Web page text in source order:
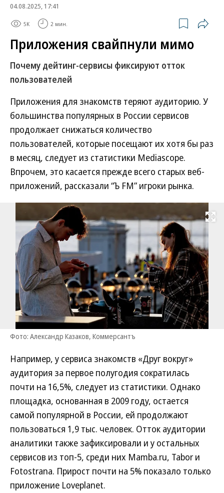
04.08.2025, 17:41
5K 2 мин.
Приложения свайпнули мимо
Почему дейтинг-сервисы фиксируют отток
пользователей
Приложения для знакомств теряют аудиторию. У
большинства популярных в России сервисов
продолжает снижаться количество
пользователей, которые посещают их хотя бы раз
в месяц, следует из статистики Mediascope.
Впрочем, это касается прежде всего старых веб-
приложений, рассказали “Ъ FM” игроки рынка.
Развернуть
Фото: Александр Казаков, Коммерсантъ
Например, у сервиса знакомств «Друг вокруг»
аудитория за первое полугодия сократилась
почти на 16,5%, следует из статистики. Однако
площадка, основанная в 2009 году, остается
самой популярной в России, ей продолжают
пользоваться 1,9 тыс. человек. Отток аудитории
аналитики также зафиксировали и у остальных
сервисов из топ-5, среди них Mamba.ru, Tabor и
Fotostrana. Прирост почти на 5% показало только
приложение Loveplanet.